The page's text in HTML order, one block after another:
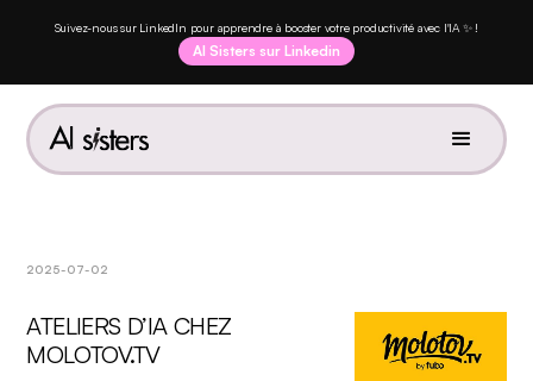
Suivez-nous sur LinkedIn pour apprendre à booster votre productivité avec l'IA ✨ !
AI Sisters sur Linkedin
2025-07-02
ATELIERS D’IA CHEZ
MOLOTOV.TV